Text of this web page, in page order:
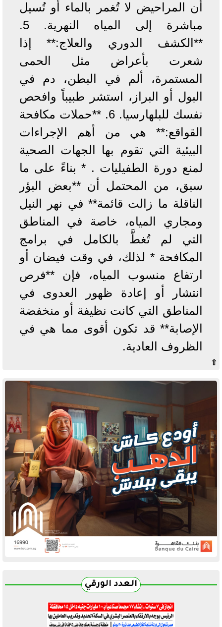
أن المراحيض لا تُغمر بالماء أو تُسيل
مباشرة إلى المياه النهرية. 5.
**الكشف الدوري والعلاج:** إذا
شعرت بأعراض مثل الحمى
المستمرة، ألم في البطن، دم في
البول أو البراز، استشر طبيباً وافحص
نفسك للبلهارسيا. 6. **حملات مكافحة
القواقع:** هي من أهم الإجراءات
البيئية التي تقوم بها الجهات الصحية
لمنع دورة الطفيليات . * بناءً على ما
سبق، من المحتمل أن **بعض البؤر
الناقلة ما زالت قائمة** في نهر النيل
ومجاري المياه، خاصة في المناطق
التي لم تُغطَّ بالكامل في برامج
المكافحة * لذلك، في وقت فيضان أو
ارتفاع منسوب المياه، فإن **فرص
انتشار أو إعادة ظهور العدوى في
المناطق التي كانت نظيفة أو منخفضة
الإصابة** قد تكون أقوى مما هي في
الظروف العادية.
⇧
العدد الورقي